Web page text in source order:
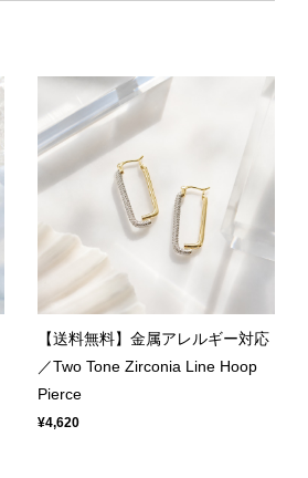
【送料無料】金属アレルギー対応
／Two Tone Zirconia Line Hoop
Pierce
¥4,620